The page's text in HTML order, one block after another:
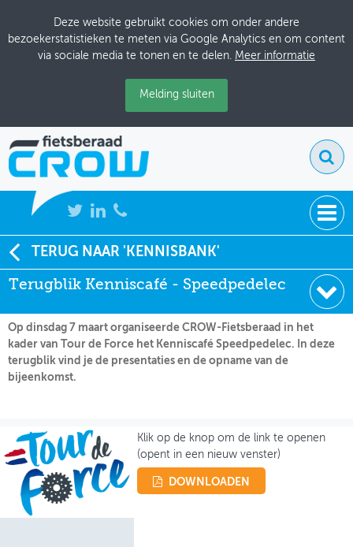
Deze website gebruikt cookies om onder andere
bezoekerstatistieken te meten via Google Analytics en om content
via sociale media te tonen en te delen. Meer informatie
Melding sluiten
NIEUWS
BIJEENKOMSTEN
KENNISBANK
ADRESSENBOEK
OVER FIETSBERAAD
MIJN PROFIEL
GEBRUIKER
TERUG NAAR 'KENNISBANK'
Terugblik Kenniscafé - Speedpedelec
Soort:
Terugblik
Datum:
07-03-2023
Op dinsdag 7 maart organiseerde CROW-Fietsberaad in het
kader van Tour de Force het Kenniscafé Speedpedelec. In deze
terugblik vind je de presentaties en de opname van de
bijeenkomst.
Klik op de knop om de link te openen
(opent in een nieuw venster)
DOWNLOADEN